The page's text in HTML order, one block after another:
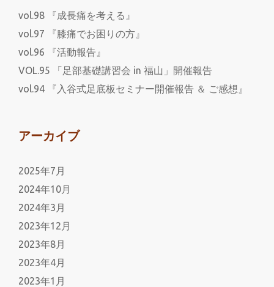
vol.98 『成長痛を考える』
vol.97 『膝痛でお困りの方』
vol.96 『活動報告』
VOL.95 「足部基礎講習会 in 福山」開催報告
vol.94 『入谷式足底板セミナー開催報告 ＆ ご感想』
アーカイブ
2025年7月
2024年10月
2024年3月
2023年12月
2023年8月
2023年4月
2023年1月